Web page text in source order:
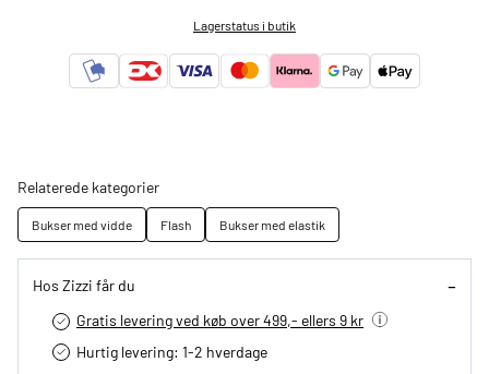
Lagerstatus i butik
Relaterede kategorier
Bukser med vidde Flash Bukser med elastik
Hos Zizzi får du
Gratis levering ved køb over 499,- ellers 9 kr
Hurtig levering­: 1-2 hverdage